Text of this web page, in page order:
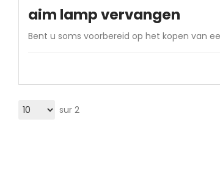
aim lamp vervangen
Bent u soms voorbereid op het kopen van
sur 2